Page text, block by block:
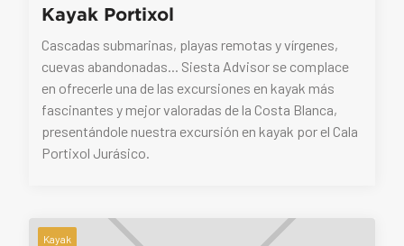
Kayak Portixol
Cascadas submarinas, playas remotas y vírgenes,
cuevas abandonadas... Siesta Advisor se complace
en ofrecerle una de las excursiones en kayak más
fascinantes y mejor valoradas de la Costa Blanca,
presentándole nuestra excursión en kayak por el Cala
Portixol Jurásico.
Kayak